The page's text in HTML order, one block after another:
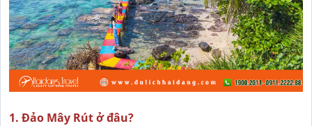
1. Đảo Mây Rút ở đâu?